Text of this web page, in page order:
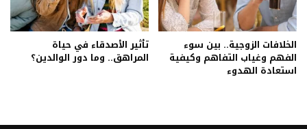
الخلافات الزوجية.. بين سوء
الفهم وغياب التفاهم وكيفية
استعادة الهدوء
تأثير الأصدقاء في حياة
المراهق.. وما دور الوالدين؟